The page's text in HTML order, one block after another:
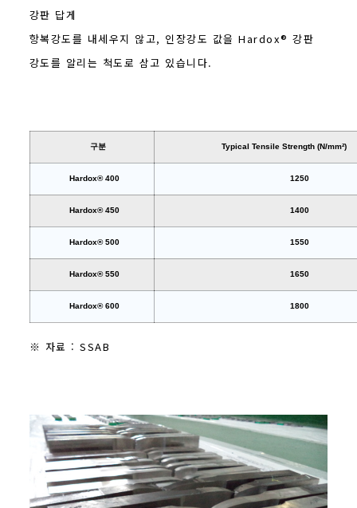
강판 답게
항복강도를 내세우지 않고, 인장강도 값을 Hardox® 강판
강도를 알리는 척도로 삼고 있습니다.
구분 Typical Tensile Strength (N/mm²)
Hardox® 400 1250
Hardox® 450 1400
Hardox® 500 1550
Hardox® 550 1650
Hardox® 600 1800
※ 자료 : SSAB